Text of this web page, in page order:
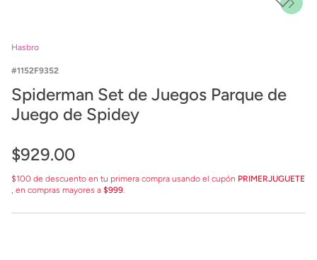
Hasbro
1152F9352
Spiderman Set de Juegos Parque de
Juego de Spidey
$929.00
$100 de descuento en tu primera compra usando el cupón PRIMERJUGUETE
, en compras mayores a $999.